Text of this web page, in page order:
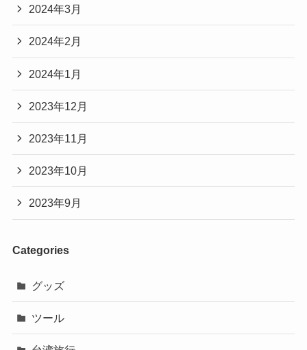
2024年3月
2024年2月
2024年1月
2023年12月
2023年11月
2023年10月
2023年9月
Categories
グッズ
ツール